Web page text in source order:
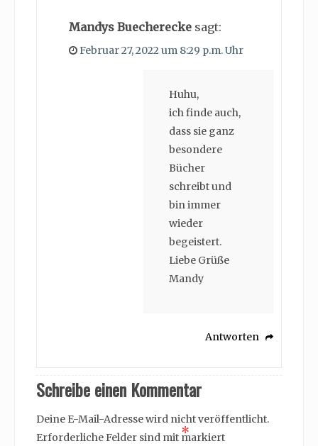
Mandys Buecherecke sagt:
Februar 27, 2022 um 8:29 p.m. Uhr
Huhu,
ich finde auch,
dass sie ganz
besondere
Bücher
schreibt und
bin immer
wieder
begeistert.
Liebe Grüße
Mandy
Antworten
Schreibe einen Kommentar
Deine E-Mail-Adresse wird nicht veröffentlicht.
Erforderliche Felder sind mit *
markiert